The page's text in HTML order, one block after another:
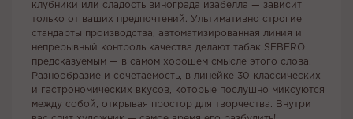
клубники или сладость винограда изабелла — зависит
только от ваших предпочтений. Ультимативно строгие
стандарты производства, автоматизированная линия и
непрерывный контроль качества делают табак SEBERO
предсказуемым — в самом хорошем смысле этого слова.
Разнообразие и сочетаемость, в линейке 30 классических
и гастрономических вкусов, которые послушно миксуются
между собой, открывая простор для творчества. Внутри